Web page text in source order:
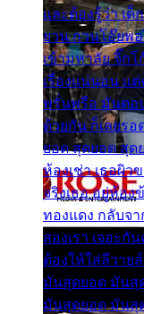
และต้องรู้ว่า เด็
ยวน กวนโอ๊ยพอ
เข้ามหาลัย จิ๊ก
เรื่องแน่นอน แ
พรั่นพรือ มันตอบ
ด้วยกัน ก็เลยร
ยอด สุดยอด สุด
ห้องเช่า เธอผิว
จริงเธอ อยู่ห้อง
ทองแดง กลับจ
สองเรา เจอะกั
ต้องให้ใส่ลีวาย
มันสุดยอด มันสุ
มันสุดยอด มันสุ